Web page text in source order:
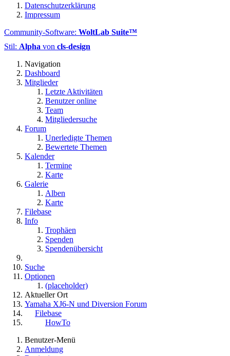
Datenschutzerklärung
Impressum
Community-Software: WoltLab Suite™
Stil: Alpha von cls-design
Navigation
Dashboard
Mitglieder
Letzte Aktivitäten
Benutzer online
Team
Mitgliedersuche
Forum
Unerledigte Themen
Bewertete Themen
Kalender
Termine
Karte
Galerie
Alben
Karte
Filebase
Info
Trophäen
Spenden
Spendenübersicht
Suche
Optionen
(placeholder)
Aktueller Ort
Yamaha XJ6-N und Diversion Forum
Filebase
HowTo
Benutzer-Menü
Anmeldung